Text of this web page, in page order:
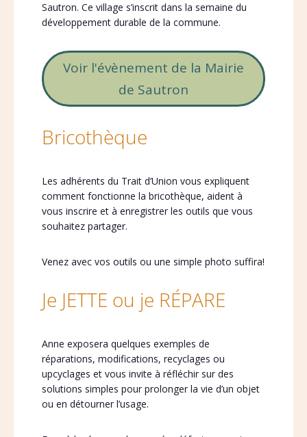
Sautron. Ce village s’inscrit dans la semaine du
développement durable de la commune.
Voir l'évènement de la Mairie
de Sautron
Bricothèque
Les adhérents du Trait d’Union vous expliquent
comment fonctionne la bricothèque, aident à
vous inscrire et à enregistrer les outils que vous
souhaitez partager.
Venez avec vos outils ou une simple photo suffira!
Je JETTE ou je RÉPARE
Anne exposera quelques exemples de
réparations, modifications, recyclages ou
upcyclages et vous invite à réfléchir sur des
solutions simples pour prolonger la vie d’un objet
ou en détourner l’usage.